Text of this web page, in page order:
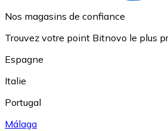
Nos magasins de confiance
Trouvez votre point Bitnovo le plus
Espagne
Italie
Portugal
Málaga